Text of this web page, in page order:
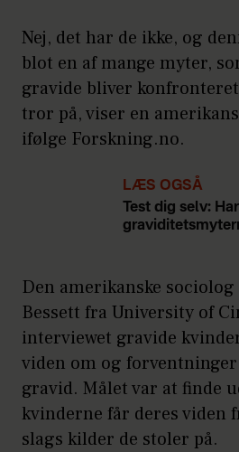
Nej, det har de ikke, og
blot en af mange myter,
gravide bliver
tror på, viser en
ifølge Forskning.no.
LÆS OGSÅ
Test dig selv:
Den amerikanske
Bessett fra University of
interviewet gravide
viden om og
gravid. Målet var at finde
kvinderne får deres viden
slags kilder de stoler på.